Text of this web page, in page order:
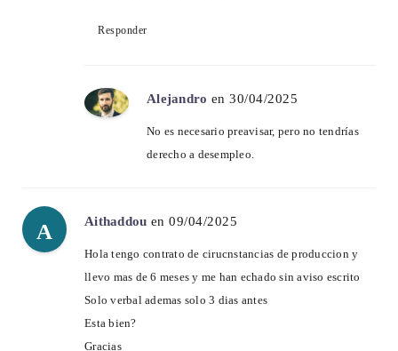
Responder
Alejandro en 30/04/2025
No es necesario preavisar, pero no tendrías
derecho a desempleo.
A Aithaddou en 09/04/2025
Hola tengo contrato de cirucnstancias de produccion y
llevo mas de 6 meses y me han echado sin aviso escrito
Solo verbal ademas solo 3 dias antes
Esta bien?
Gracias